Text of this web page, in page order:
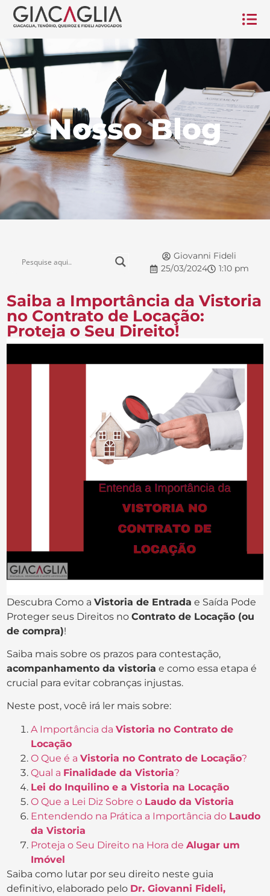
Nosso Blog
Giovanni Fideli
25/03/2024
1:10 pm
Saiba a Importância da Vistoria
no Contrato de Locação:
Proteja o Seu Direito!
Descubra Como aVistoria de Entrada e Saída Pode
Proteger seus Direitos noContrato de Locação (ou
de compra)!
Saiba mais sobre os prazos para contestação,
acompanhamento da vistoria e como essa etapa é
crucial para evitar cobranças injustas.
Neste post, você irá ler mais sobre:
A Importância daVistoria no Contrato de
Locação
O Que é aVistoria no Contrato de Locação?
Qual a Finalidade da Vistoria?
Lei do Inquilino e a Vistoria na Locação
O Que a Lei Diz Sobre o Laudo da Vistoria
Entendendo na Prática a Importância do Laudo
da Vistoria
Proteja o Seu Direito na Hora deAlugar um
Imóvel
Saiba como lutar por seu direito neste guia
definitivo, elaborado pelo Dr. Giovanni Fideli,